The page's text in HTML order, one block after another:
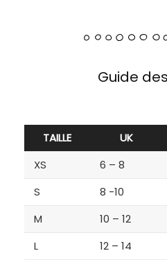
Guide
TAILLE UK
XS
6 – 8
S
8 -10
M
10 – 12
L
12 – 14